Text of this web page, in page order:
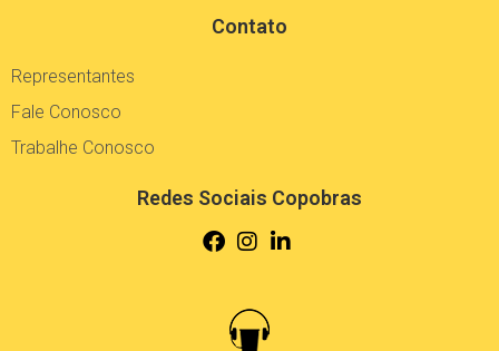
Contato
Representantes
Fale Conosco
Trabalhe Conosco
Redes Sociais Copobras